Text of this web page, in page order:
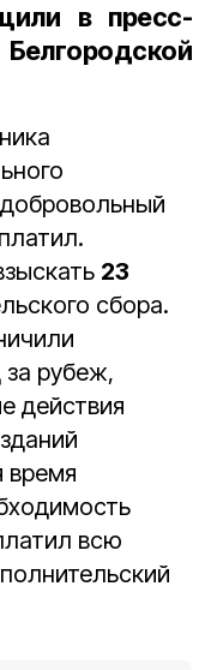
в пресс-
23
сбора.
рубеж,
действия
время
всю